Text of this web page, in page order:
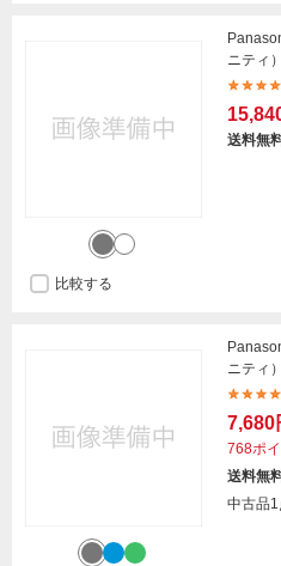
ニティ
送料無
比較する
ニティ
7,680
768ポ
送料無
中古品1